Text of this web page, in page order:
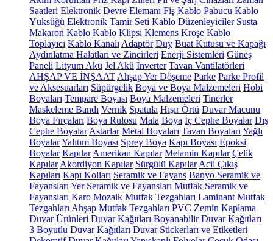
Saatleri Elektronik Devre Elemanı Fiş Kablo Pabucu Kablo
Yüksüğü Elektronik Tamir Seti Kablo Düzenleyiciler Susta
Makaron Kablo Kablo Klipsi Klemens Kroşe Kablo
Toplayıcı Kablo Kanalı Adaptör Duy Buat Kutusu ve Kapağı
Aydınlatma Halatları ve Zincirleri Enerji Sistemleri Güneş
Paneli Lityum Akü Jel Akü İnverter Tavan Vantilatörleri
AHŞAP VE İNŞAAT Ahşap Yer Döşeme Parke Parke Profil
ve Aksesuarları Süpürgelik Boya ve Boya Malzemeleri Hobi
Boyaları Tempare Boyası Boya Malzemeleri Tinerler
Maskeleme Bandı Vernik Spatula Hışır Örtü Duvar Macunu
Boya Fırçaları Boya Rulosu Mala Boya İç Cephe Boyalar Dış
Cephe Boyalar Astarlar Metal Boyaları Tavan Boyaları Yağlı
BoyalarYalıtım Boyası Sprey Boya Kapı Boyası Epoksi
Boyalar Kapılar Amerikan Kapılar Melamin Kapılar Çelik
Kapılar Akordiyon Kapılar Sürgülü Kapılar Acil Çıkış
Kapıları Kapı Kolları Seramik ve Fayans Banyo Seramik ve
Fayansları Yer Seramik ve Fayansları Mutfak Seramik ve
Fayansları Karo Mozaik Mutfak Tezgahları Laminant Mutfak
Tezgahları Ahşap Mutfak Tezgahları PVC Zemin Kaplama
Duvar Ürünleri Duvar Kağıtları Boyanabilir Duvar Kağıtları
3 Boyutlu Duvar Kağıtları Duvar Stickerları ve Etiketleri